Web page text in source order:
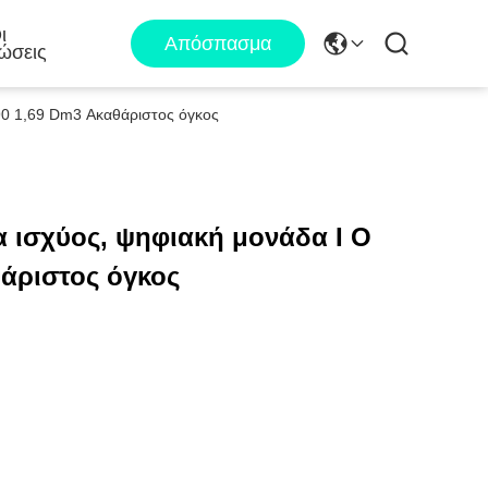
Απόσπασμα
1,69 Dm3 Ακαθάριστος όγκος
ψηφιακή μονάδα I O
όγκος